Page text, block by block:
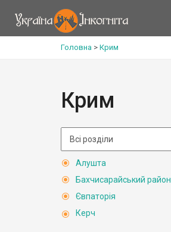
Головна > Крим
Крим
Алушта
Бахчисарайський район
Євпаторія
Керч